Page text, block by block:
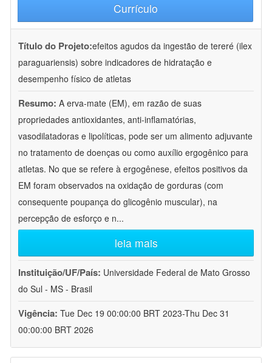
Currículo
Título do Projeto:efeitos agudos da ingestão de tereré (ilex
paraguariensis) sobre indicadores de hidratação e
desempenho físico de atletas
Resumo: A erva-mate (EM), em razão de suas
propriedades antioxidantes, anti-inflamatórias,
vasodilatadoras e lipolíticas, pode ser um alimento adjuvante
no tratamento de doenças ou como auxílio ergogênico para
atletas. No que se refere à ergogênese, efeitos positivos da
EM foram observados na oxidação de gorduras (com
consequente poupança do glicogênio muscular), na
percepção de esforço e n...
leia mais
Instituição/UF/País: Universidade Federal de Mato Grosso
do Sul - MS - Brasil
Vigência: Tue Dec 19 00:00:00 BRT 2023-Thu Dec 31
00:00:00 BRT 2026